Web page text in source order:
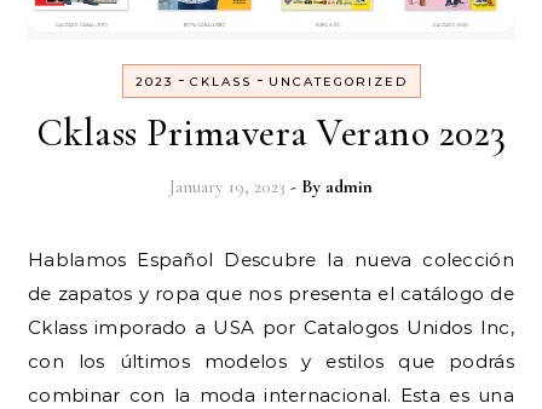
2023 - CKLASS - UNCATEGORIZED
Cklass Primavera Verano 2023
January 19, 2023 - By admin
Hablamos Español Descubre la nueva colección
de zapatos y ropa que nos presenta el catálogo de
Cklass imporado a USA por Catalogos Unidos Inc,
con los últimos modelos y estilos que podrás
combinar con la moda internacional. Esta es una